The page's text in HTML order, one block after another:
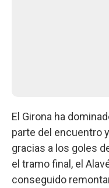
El Girona ha
parte del encuentro
gracias a los goles
el tramo final, el
conseguido